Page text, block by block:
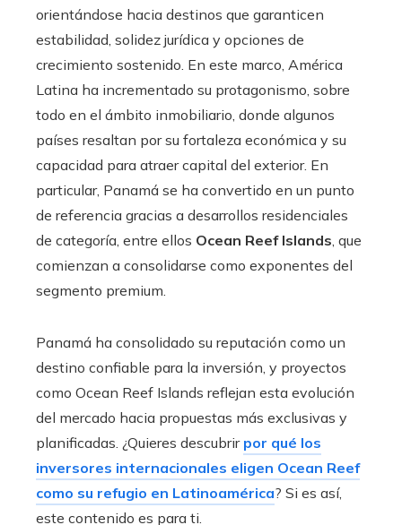
orientándose hacia destinos que garanticen
estabilidad, solidez jurídica y opciones de
crecimiento sostenido. En este marco, América
Latina ha incrementado su protagonismo, sobre
todo en el ámbito inmobiliario, donde algunos
países resaltan por su fortaleza económica y su
capacidad para atraer capital del exterior. En
particular, Panamá se ha convertido en un punto
de referencia gracias a desarrollos residenciales
de categoría, entre ellos Ocean Reef Islands , que
comienzan a consolidarse como exponentes del
segmento premium.
Panamá ha consolidado su reputación como un
destino confiable para la inversión, y proyectos
como Ocean Reef Islands reflejan esta evolución
del mercado hacia propuestas más exclusivas y
planificadas. ¿Quieres descubrir por qué los
inversores internacionales eligen Ocean Reef
como su refugio en Latinoamérica? Si es así,
este contenido es para ti.